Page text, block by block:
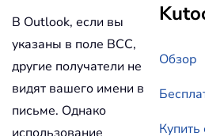
Обзор
Купить
В Outlook, если вы
указаны в поле BCC,
другие получатели не
видят вашего имени в
письме. Однако